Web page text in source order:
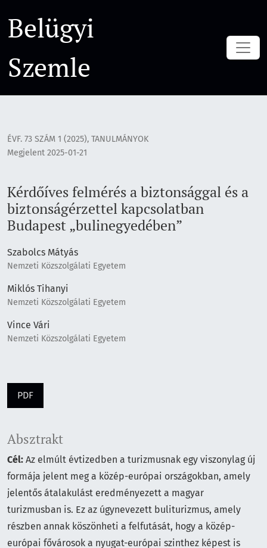
Belügyi
Szemle
ÉVF. 73 SZÁM 1 (2025), TANULMÁNYOK
Kérdőíves felmérés a biztonsággal és a
biztonságérzettel kapcsolatban
Budapest „bulinegyedében”
Megjelent 2025-01-21
Szabolcs Mátyás
Nemzeti Közszolgálati Egyetem
Miklós Tihanyi
Nemzeti Közszolgálati Egyetem
Vince Vári
Nemzeti Közszolgálati Egyetem
PDF
Absztrakt
Cél: Az elmúlt évtizedben a turizmusnak egy viszonylag új
formája jelent meg a közép-európai országokban, amely
jelentős átalakulást eredményezett a magyar
turizmusban is. Ez az úgynevezett buliturizmus, amely
részben annak köszönheti a felfutását, hogy a közép-
európai fővárosok a nyugat-európai szinthez képest is